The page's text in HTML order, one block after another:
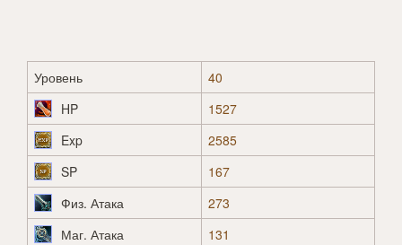
Уровень
40
HP
1527
Exp
2585
SP
167
Физ. Атака
273
Маг. Атака
131